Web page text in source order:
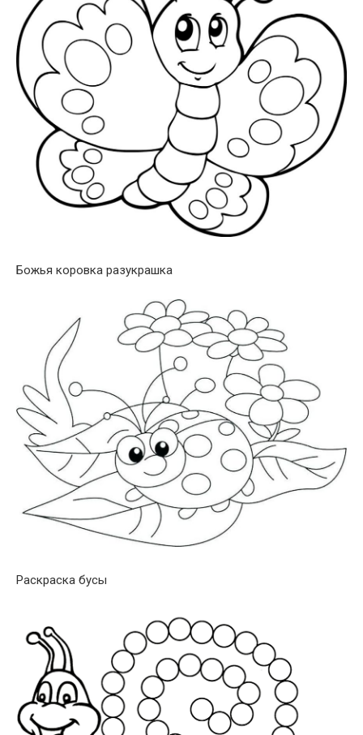
Божья коровка разукрашка
Раскраска бусы